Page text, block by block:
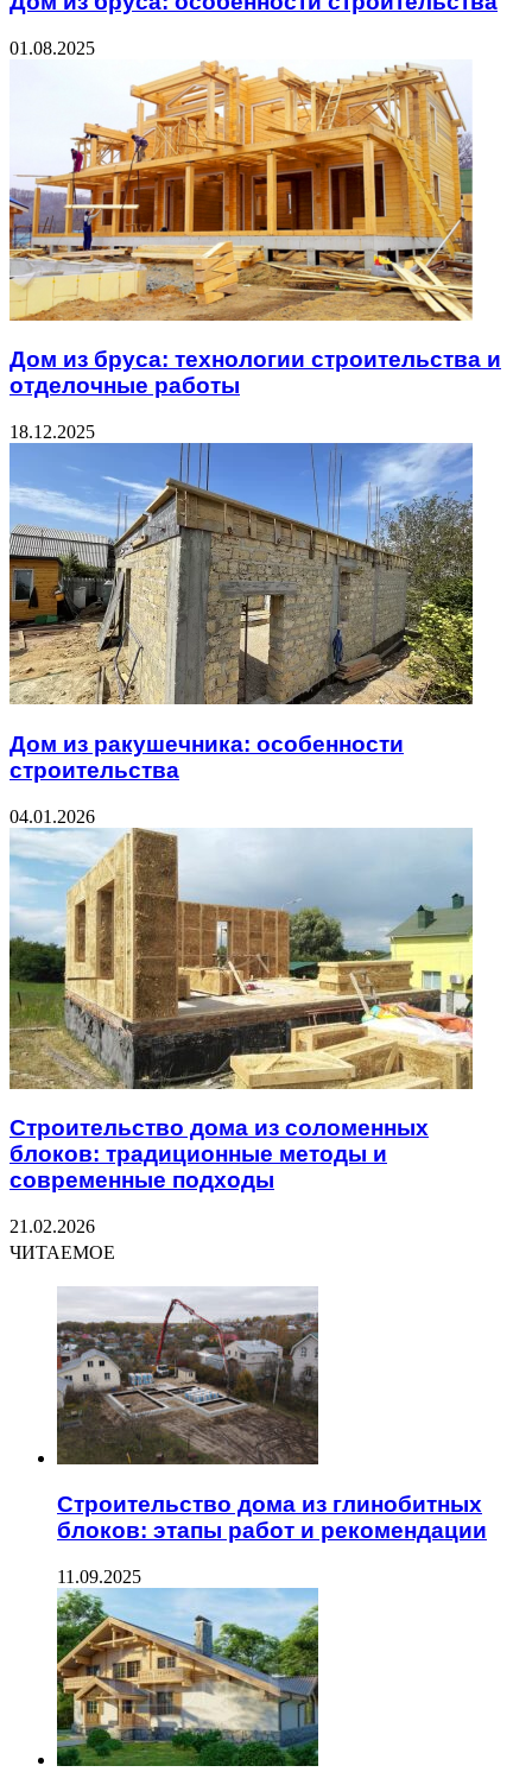
01.08.2025
Дом из бруса: технологии строительства и
отделочные работы
18.12.2025
Дом из ракушечника: особенности
строительства
04.01.2026
Строительство дома из соломенных
блоков: традиционные методы и
современные подходы
21.02.2026
ЧИТАЕМОЕ
Строительство дома из глинобитных
блоков: этапы работ и рекомендации
11.09.2025